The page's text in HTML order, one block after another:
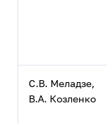
С.В. Меладзе,
В.А. Козленко